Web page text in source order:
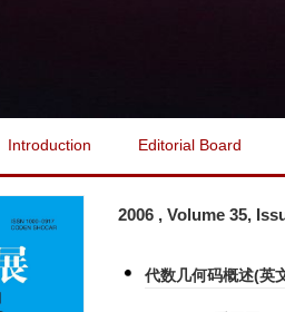
Introduction Editorial Board
2006 , Volume 35,
代数几何码概述(英